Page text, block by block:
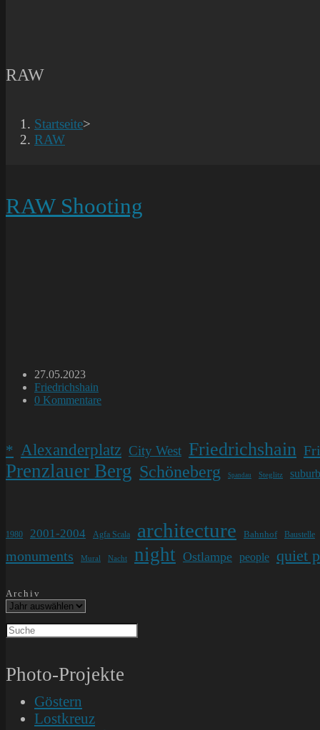
RAW
Startseite>
RAW
RAW Shooting
Beitrag
veröffentlicht:
27.05.2023
Beitrags-
Kategorie:
Friedrichshain
Beitrags-
0 Kommentare
* Alexanderplatz City West Friedrichshain
Prenzlauer Berg Schöneberg Spandau Steglitz suburb
1980 2001-2004 Agfa Scala architecture Bahnhof Baustelle
monuments Mural Nacht night Ostlampe people quiet
Archiv
Photo-Projekte
Göstern
Lostkreuz